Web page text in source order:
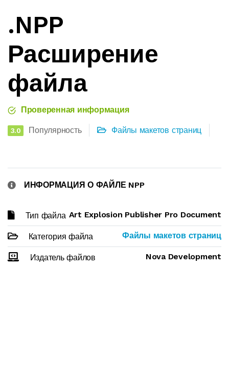
.NPP
Расширение
файла
Проверенная информация
3.0 Популярность Файлы макетов страниц
ИНФОРМАЦИЯ О ФАЙЛЕ NPP
Тип файла Art Explosion Publisher Pro Document
Категория файла Файлы макетов страниц
Издатель файлов Nova Development